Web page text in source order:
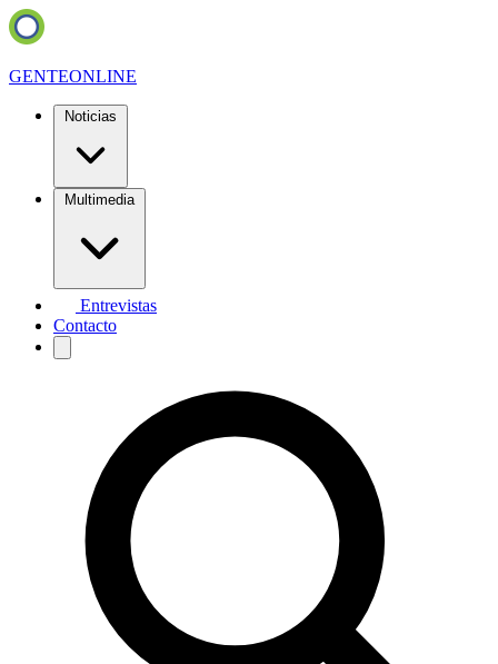
GENTEONLINE
Noticias
Multimedia
Entrevistas
Contacto